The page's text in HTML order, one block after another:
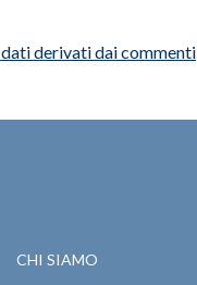
derivati dai commenti
CHI SIAMO